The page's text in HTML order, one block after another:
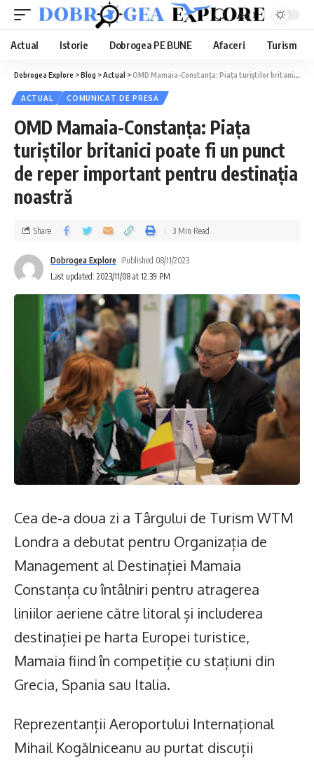
Aa
Actual Istorie Dobrogea PE BUNE Afaceri Turism
Dobrogea Explore >Blog >Actual >OMD Mamaia-Constanța: Piața turiștilor britanici poate fi un punct de reper important pentru destinația noastră
ACTUAL COMUNICAT DE PRESĂ
OMD Mamaia-Constanța: Piața
turiștilor britanici poate fi un punct
de reper important pentru destinația
noastră
Last updated: 2023/11/08 at 12:39 PM
Dobrogea Explore Published 08/11/2023
Share 3 Min Read
Cea de-a doua zi a Târgului de Turism WTM
Londra a debutat pentru Organizația de
Management al Destinației Mamaia
Constanța cu întâlniri pentru atragerea
liniilor aeriene către litoral și includerea
destinației pe harta Europei turistice,
Mamaia fiind în competiție cu stațiuni din
Grecia, Spania sau Italia.
Reprezentanții Aeroportului Internațional
Mihail Kogălniceanu au purtat discuții